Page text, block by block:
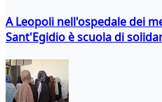
A Leopoli nell'ospedale dei
Sant'Egidio è scuola di